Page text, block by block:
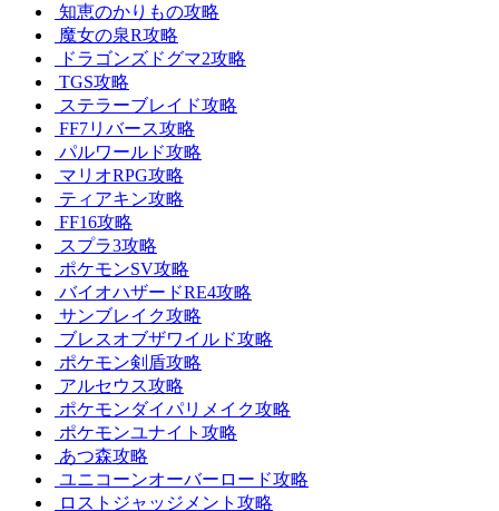
知恵のかりもの攻略
魔女の泉R攻略
ドラゴンズドグマ2攻略
TGS攻略
ステラーブレイド攻略
FF7リバース攻略
パルワールド攻略
マリオRPG攻略
ティアキン攻略
FF16攻略
スプラ3攻略
ポケモンSV攻略
バイオハザードRE4攻略
サンブレイク攻略
ブレスオブザワイルド攻略
ポケモン剣盾攻略
アルセウス攻略
ポケモンダイパリメイク攻略
ポケモンユナイト攻略
あつ森攻略
ユニコーンオーバーロード攻略
ロストジャッジメント攻略